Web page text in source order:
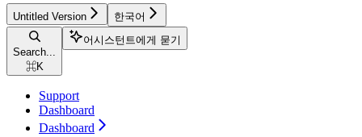
Untitled Version 한국어
Search...
⌘K
어시스턴트에게 묻기
Support
Dashboard
Dashboard